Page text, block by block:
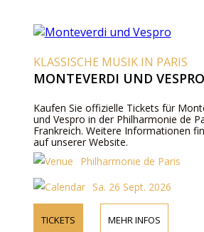
KLASSISCHE MUSIK IN PARIS
MONTEVERDI UND VESPRO
Kaufen Sie offizielle Tickets für
und Vespro in der Philharmonie de
Frankreich. Weitere Informationen
auf unserer Website.
Philharmonie de Paris
Sa. 26 Sept. 2026
TICKETS MEHR INFOS